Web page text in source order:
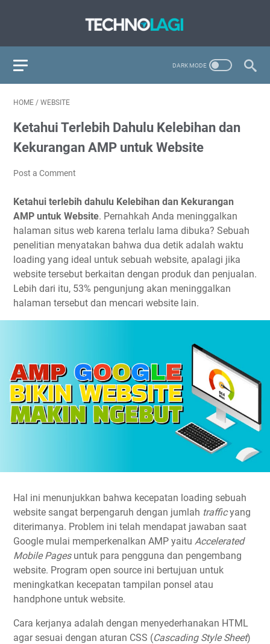
HOME / WEBSITE
Ketahui Terlebih Dahulu Kelebihan dan
Kekurangan AMP untuk Website
Post a Comment
Ketahui terlebih dahulu Kelebihan dan Kekurangan
AMP untuk Website. Pernahkah Anda meninggalkan
halaman situs web karena terlalu lama dibuka? Sebuah
penelitian menyatakan bahwa dua detik adalah waktu
loading yang ideal untuk sebuah website, apalagi jika
website tersebut berkaitan dengan produk dan penjualan.
Lebih dari itu, 53% pengunjung akan meninggalkan
halaman tersebut dan mencari website lain.
Hal ini menunjukkan bahwa kecepatan loading sebuah
website sangat berpengaruh dengan jumlah trafficyang
diterimanya. Problem ini telah mendapat jawaban saat
Google mulai memperkenalkan AMP yaitu Accelerated
Mobile Pagesuntuk para pengguna dan pengembang
website. Program open source ini bertujuan untuk
meningkatkan kecepatan tampilan ponsel atau
handphone untuk website.
Cara kerjanya adalah dengan menyederhanakan HTML
agar sesuai dengan aturan CSS (Cascading Style Sheet)